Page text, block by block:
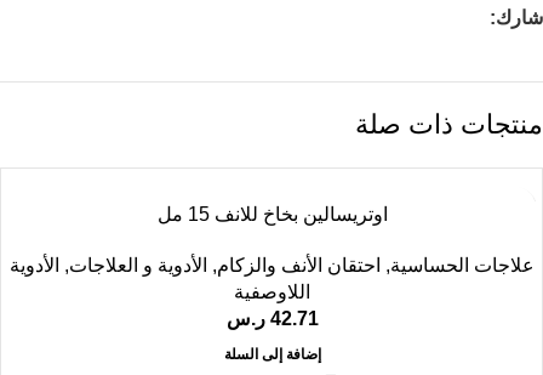
شارك:
منتجات ذات صلة
اوتريسالين بخاخ للانف 15 مل
علاجات الحساسية, احتقان الأنف والزكام, الأدوية و العلاجات, الأدوية
اللاوصفية
42.71 ر.س
إضافة إلى السلة